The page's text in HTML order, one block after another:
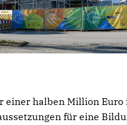
einer halben Million
für eine